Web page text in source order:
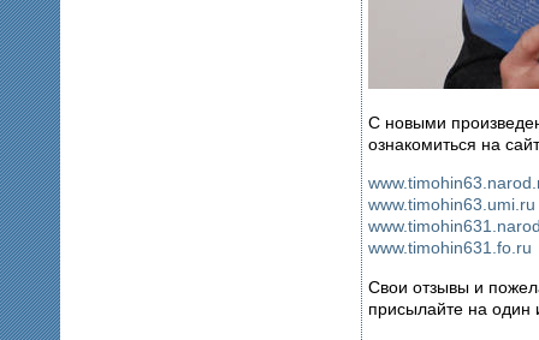
С новыми
ознакомиться на
www.timohin63.umi.ru
www.timohin631.fo.ru
Cвои отзывы и
присылайте на один